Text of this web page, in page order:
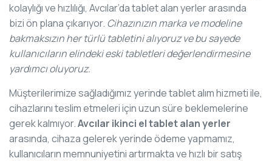
kolaylığı ve hızlılığı, Avcılar’da tablet alan yerler arasında
bizi ön plana çıkarıyor. Cihazınızın marka ve modeline
bakmaksızın her türlü tabletini alıyoruz ve bu sayede
kullanıcıların elindeki eski tabletleri değerlendirmesine
yardımcı oluyoruz.
Müşterilerimize sağladığımız yerinde tablet alım hizmeti ile,
cihazlarını teslim etmeleri için uzun süre beklemelerine
gerek kalmıyor.Avcılar ikinci el tablet alan yerler
arasında, cihaza gelerek yerinde ödeme yapmamız,
kullanıcıların memnuniyetini artırmakta ve hızlı bir satış